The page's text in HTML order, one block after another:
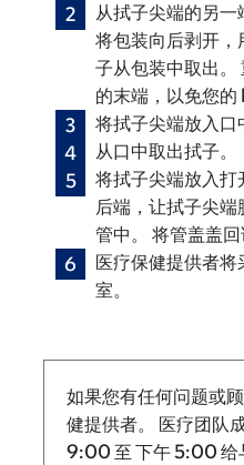
从拭子尖端的另一
将包装向后剥开
子从包装中取出。
的末端，以免您的
将拭子尖端放入口
从口中取出拭子。
将拭子尖端放入打
后端，让拭子尖
管中。 将管盖盖回
医疗保健提供者
室。
如果您有任何问题或
健提供者。 医疗团队
9:00 至 下午 5:00 给